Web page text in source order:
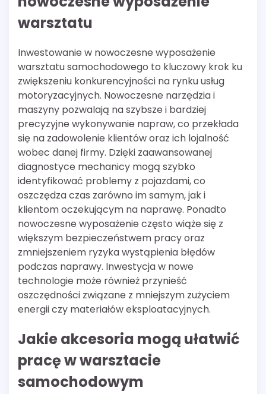
warsztatu
Inwestowanie w nowoczesne wyposażenie
warsztatu samochodowego to kluczowy krok ku
zwiększeniu konkurencyjności na rynku usług
motoryzacyjnych. Nowoczesne narzędzia i
maszyny pozwalają na szybsze i bardziej
precyzyjne wykonywanie napraw, co przekłada
się na zadowolenie klientów oraz ich lojalność
wobec danej firmy. Dzięki zaawansowanej
diagnostyce mechanicy mogą szybko
identyfikować problemy z pojazdami, co
oszczędza czas zarówno im samym, jak i
klientom oczekującym na naprawę. Ponadto
nowoczesne wyposażenie często wiąże się z
większym bezpieczeństwem pracy oraz
zmniejszeniem ryzyka wystąpienia błędów
podczas naprawy. Inwestycja w nowe
technologie może również przynieść
oszczędności związane z mniejszym zużyciem
energii czy materiałów eksploatacyjnych.
Jakie akcesoria mogą ułatwić
pracę w warsztacie
samochodowym